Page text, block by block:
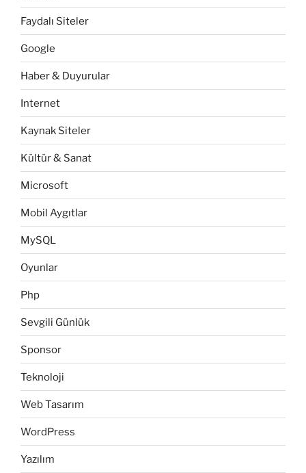
Faydalı Siteler
Google
Haber & Duyurular
Internet
Kaynak Siteler
Kültür & Sanat
Microsoft
Mobil Aygıtlar
MySQL
Oyunlar
Php
Sevgili Günlük
Sponsor
Teknoloji
Web Tasarım
WordPress
Yazılım